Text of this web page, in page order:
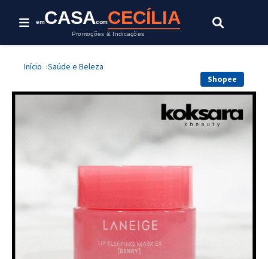
emCASAcomCECÍLIA
Promoções & Indicações
Início
Saúde e Beleza
Shopee